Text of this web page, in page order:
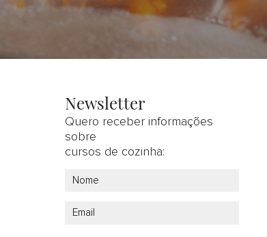
Newsletter
Quero receber informações
sobre
cursos de cozinha: